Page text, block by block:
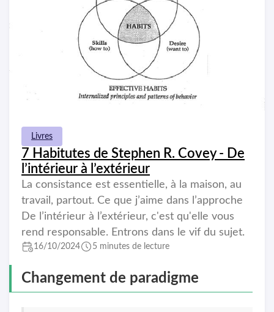
Livres
7 Habitutes de Stephen R. Covey - De
l’intérieur à l’extérieur
La consistance est essentielle, à la maison, au
travail, partout. Ce que j’aime dans l’approche
De l’intérieur à l’extérieur, c'est qu'elle vous
rend responsable. Entrons dans le vif du sujet.
16/10/2024 5 minutes de lecture
Changement de paradigme